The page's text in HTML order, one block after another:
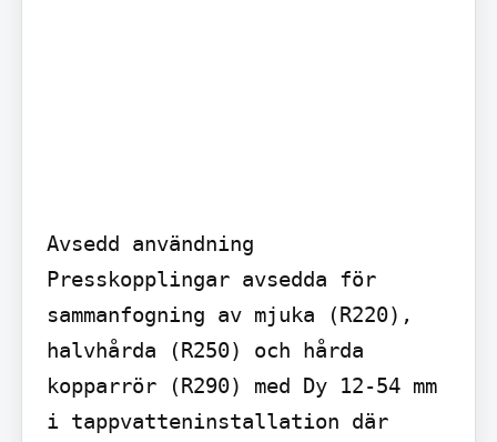
Avsedd användning
Presskopplingar avsedda för
sammanfogning av mjuka (R220),
halvhårda (R250) och hårda
kopparrör (R290) med Dy 12-54 mm
i tappvatteninstallation där